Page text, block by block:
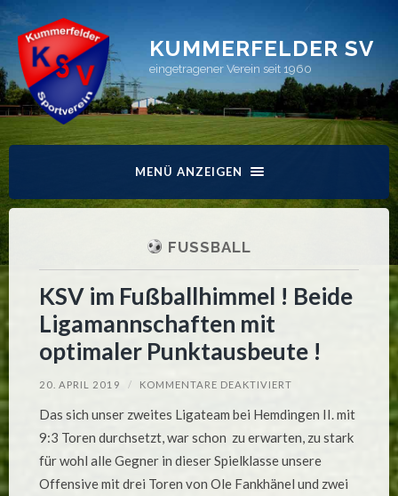
KUMMERFELDER SV
eingetragener Verein seit 1960
MENÜ ANZEIGEN
FUSSBALL
KSV im Fußballhimmel ! Beide
Ligamannschaften mit
optimaler Punktausbeute !
20. APRIL 2019 / KOMMENTARE DEAKTIVIERT
FUSSBALLHIMMEL !
EIDE L
IT O
UNKTAUSBEUTE !
Das sich unser zweites Ligateam bei Hemdingen II. mit
9:3 Toren durchsetzt, war schon zu erwarten, zu stark
für wohl alle Gegner in dieser Spielklasse unsere
Offensive mit drei Toren von Ole Fankhänel und zwei